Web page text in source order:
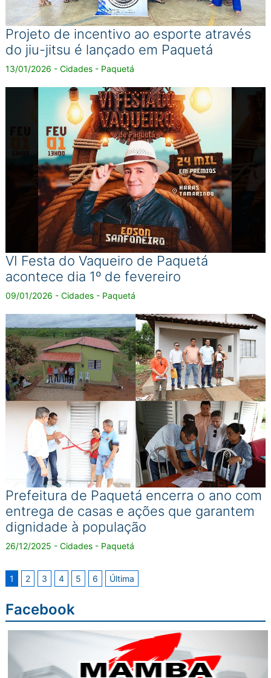
Projeto de incentivo ao esporte através
do jiu-jitsu é lançado em Paquetá
13/01/2026 - Cidades - Paquetá
VI Festa do Vaqueiro de Paquetá
acontece dia 1º de fevereiro
09/01/2026 - Cidades - Paquetá
Prefeitura de Paquetá encerra o ano com
entrega de casas e ações que garantem
dignidade à população
26/12/2025 - Cidades - Paquetá
1 2 3 4 5 6 Última
Facebook